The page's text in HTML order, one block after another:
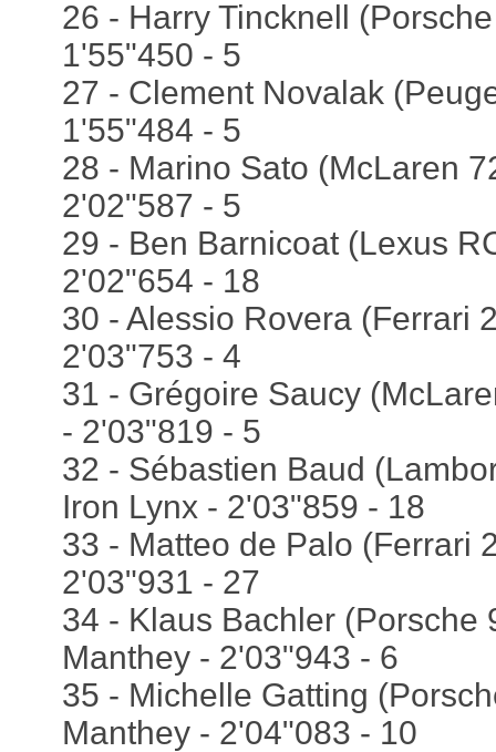
26 - Harry Tincknell
1'55"450 - 5
27 - Clement Novalak
1'55"484 - 5
28 - Marino Sato (McLaren
2'02"587 - 5
29 - Ben Barnicoat (Lexus
2'02"654 - 18
30 - Alessio Rovera (Ferrari
2'03"753 - 4
31 - Grégoire Saucy
- 2'03"819 - 5
32 - Sébastien Baud
Iron Lynx - 2'03"859 - 18
33 - Matteo de Palo (Ferrari
2'03"931 - 27
34 - Klaus Bachler (Porsche
Manthey - 2'03"943 - 6
35 - Michelle Gatting
Manthey - 2'04"083 - 10